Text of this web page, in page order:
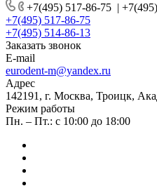
+7(495) 517-86-75 |
+7(495) 517-86-75
+7(495) 514-86-13
Заказать звонок
E-mail
eurodent-m@yandex.ru
Адрес
142191, г. Москва, Троицк,
Режим работы
Пн. – Пт.: с 10:00 до 18:00